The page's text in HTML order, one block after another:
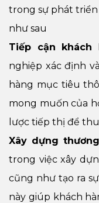
trong sự phát
như sau
Tiếp cận khách
nghiệp xác định
hàng mục tiêu
mong muốn của
lược tiếp thị để
Xây dựng
trong việc xây
cũng như tạo ra
này giúp khách